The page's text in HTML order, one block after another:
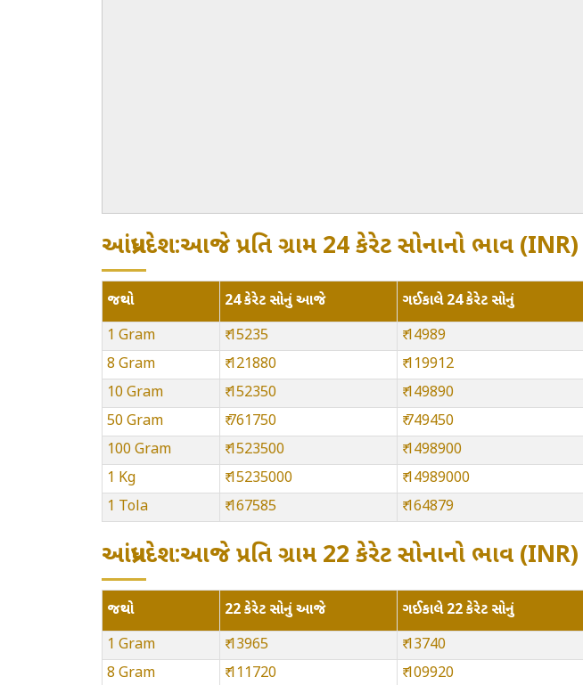
આંધ્રપ્રદેશ:આજે પ્રતિ ગ્રામ 24 કેરેટ સોનાનો ભાવ (INR)
જથ્થો 24 કેરેટ સોનું આજે ગઈકાલે 24 કેરેટ સોનું
1 Gram
₹ 15235 ₹ 14989
8 Gram
₹ 121880 ₹ 119912
10 Gram
₹ 152350 ₹ 149890
50 Gram
₹ 761750 ₹ 749450
100 Gram
₹ 1523500 ₹ 1498900
1 Kg
₹ 15235000 ₹ 14989000
1 Tola
₹ 167585 ₹ 164879
આંધ્રપ્રદેશ:આજે પ્રતિ ગ્રામ 22 કેરેટ સોનાનો ભાવ (INR)
જથ્થો 22 કેરેટ સોનું આજે ગઈકાલે 22 કેરેટ સોનું
1 Gram
₹ 13965 ₹ 13740
8 Gram
₹ 111720 ₹ 109920